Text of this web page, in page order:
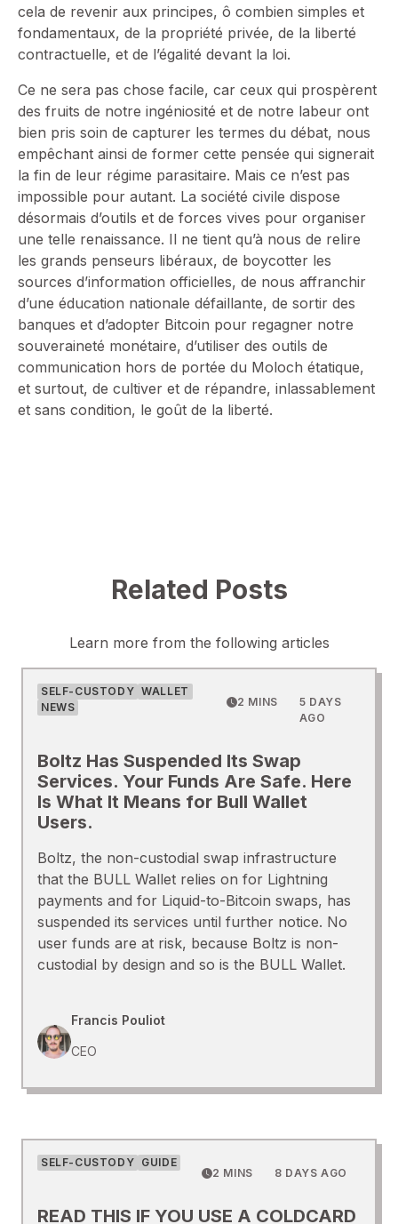
cela de revenir aux principes, ô combien simples et
fondamentaux, de la propriété privée, de la liberté
contractuelle, et de l’égalité devant la loi.
Ce ne sera pas chose facile, car ceux qui prospèrent
des fruits de notre ingéniosité et de notre labeur ont
bien pris soin de capturer les termes du débat, nous
empêchant ainsi de former cette pensée qui signerait
la fin de leur régime parasitaire. Mais ce n’est pas
impossible pour autant. La société civile dispose
désormais d’outils et de forces vives pour organiser
une telle renaissance. Il ne tient qu’à nous de relire
les grands penseurs libéraux, de boycotter les
sources d’information officielles, de nous affranchir
d’une éducation nationale défaillante, de sortir des
banques et d’adopter Bitcoin pour regagner notre
souveraineté monétaire, d’utiliser des outils de
communication hors de portée du Moloch étatique,
et surtout, de cultiver et de répandre, inlassablement
et sans condition, le goût de la liberté.
Related Posts
Learn more from the following articles
SELF-CUSTODY WALLET
NEWS
2 MINS
5 DAYS
AGO
Boltz Has Suspended Its Swap
Services. Your Funds Are Safe. Here
Is What It Means for Bull Wallet
Users.
Boltz, the non-custodial swap infrastructure
that the BULL Wallet relies on for Lightning
payments and for Liquid-to-Bitcoin swaps, has
suspended its services until further notice. No
user funds are at risk, because Boltz is non-
custodial by design and so is the BULL Wallet.
Francis Pouliot
CEO
SELF-CUSTODY GUIDE
2 MINS
8 DAYS AGO
READ THIS IF YOU USE A COLDCARD